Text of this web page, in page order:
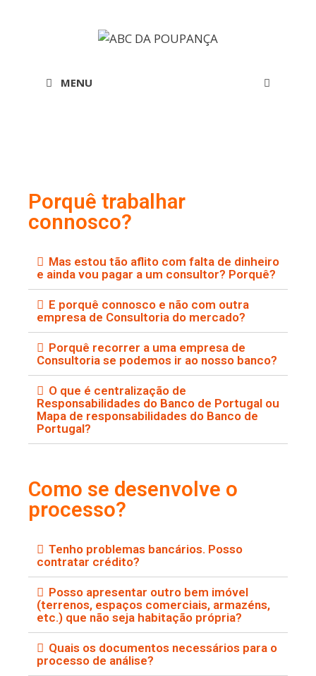
MENU
Porquê trabalhar
connosco?
Mas estou tão aflito com falta de dinheiro
e ainda vou pagar a um consultor? Porquê?
E porquê connosco e não com outra
empresa de Consultoria do mercado?
Porquê recorrer a uma empresa de
Consultoria se podemos ir ao nosso banco?
O que é centralização de
Responsabilidades do Banco de Portugal ou
Mapa de responsabilidades do Banco de
Portugal?
Como se desenvolve o
processo?
Tenho problemas bancários. Posso
contratar crédito?
Posso apresentar outro bem imóvel
(terrenos, espaços comerciais, armazéns,
etc.) que não seja habitação própria?
Quais os documentos necessários para o
processo de análise?